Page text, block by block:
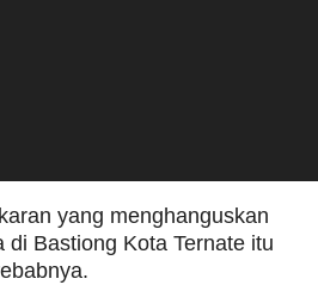
yang menghanguskan
di Bastiong Kota Ternate itu